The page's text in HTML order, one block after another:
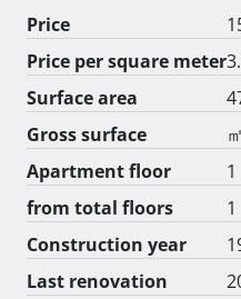
Površina: 47 m²
Raspored: jednosoban
organizacije prostora
Renovacija: stan je u
modernom opremom
Dodatne pogodnosti:
zgrade
Ovaj stan je idealan za
ili kao investicija za najam.
Blizina centra grada i
ovu nekretninu iznimno
Price
Price per square meter
Surface area
Gross surface
㎡
Apartment floor
1
from total floors
1
Construction year
Last renovation